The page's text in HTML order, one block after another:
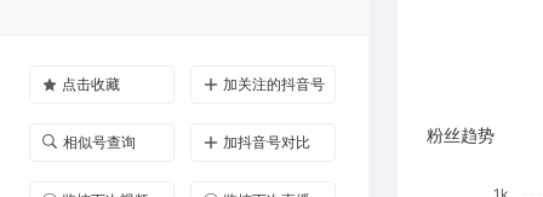
点击收藏 加关注的抖音号
相似号查询 加抖音号对比 粉丝趋势